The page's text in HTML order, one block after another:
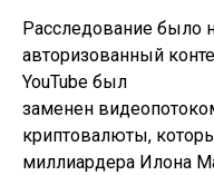
Расследование было
авторизованный
YouTube был
заменен
криптовалюты,
миллиардера Илона